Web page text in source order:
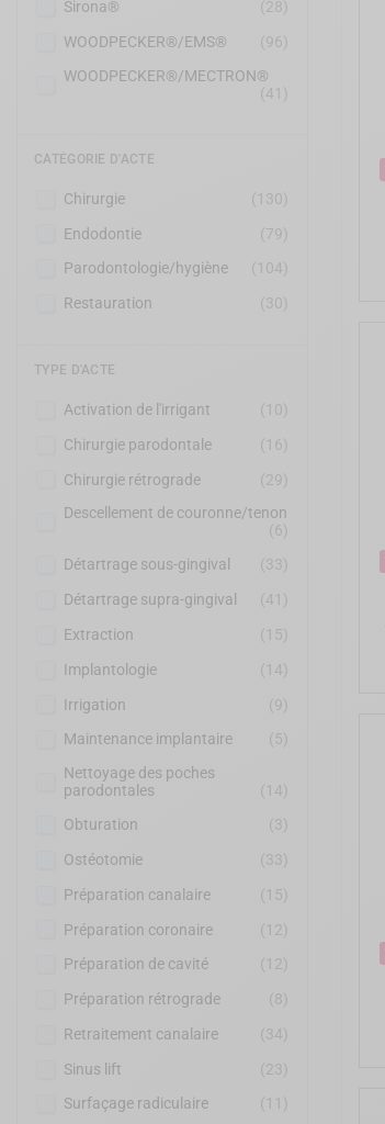
Sirona®
(28)
WOODPECKER®/EMS®
(96)
WOODPECKER®/MECTRON®
(41)
CATÉGORIE D'ACTE
Chirurgie
(130)
Endodontie
(79)
Parodontologie/hygiène
(104)
Restauration
(30)
TYPE D'ACTE
Activation de l'irrigant
(10)
Chirurgie parodontale
(16)
Chirurgie rétrograde
(29)
Descellement de couronne/tenon
(6)
Détartrage sous-gingival
(33)
Détartrage supra-gingival
(41)
Extraction
(15)
Implantologie
(14)
Irrigation
(9)
Maintenance implantaire
(5)
Nettoyage des poches
parodontales
(14)
Obturation
(3)
Ostéotomie
(33)
Préparation canalaire
(15)
Préparation coronaire
(12)
Préparation de cavité
(12)
Préparation rétrograde
(8)
Retraitement canalaire
(34)
Sinus lift
(23)
Surfaçage radiculaire
(11)